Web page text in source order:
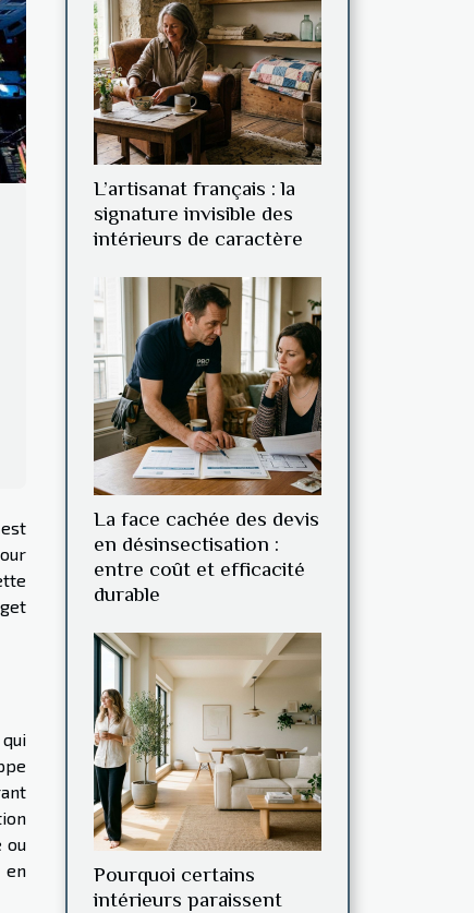
ou
en
L’artisanat français : la
signature invisible des
intérieurs de caractère
La face cachée des devis
en désinsectisation :
entre coût et efficacité
durable
Pourquoi certains
intérieurs paraissent